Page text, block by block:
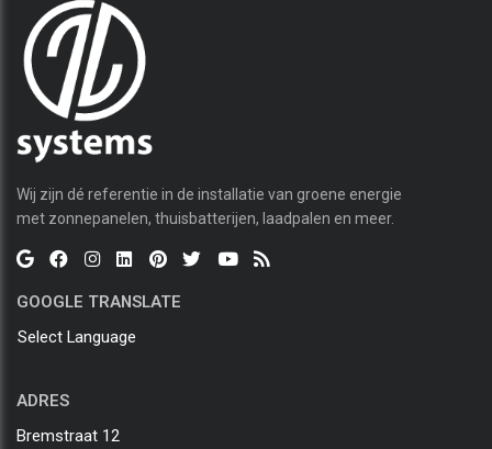
Wij zijn dé referentie in de installatie van groene energie
met zonnepanelen, thuisbatterijen, laadpalen en meer.
GOOGLE TRANSLATE
Select Language
ADRES
Bremstraat 12